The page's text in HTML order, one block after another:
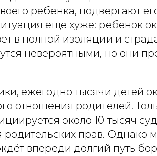
ребёнка, подвергают
ещё хуже: ребёнок
в полной изоляции и
невероятными, но они
ежегодно тысячи детей
отношения родителей.
около 10 тысяч
прав. Однако
впереди долгий путь